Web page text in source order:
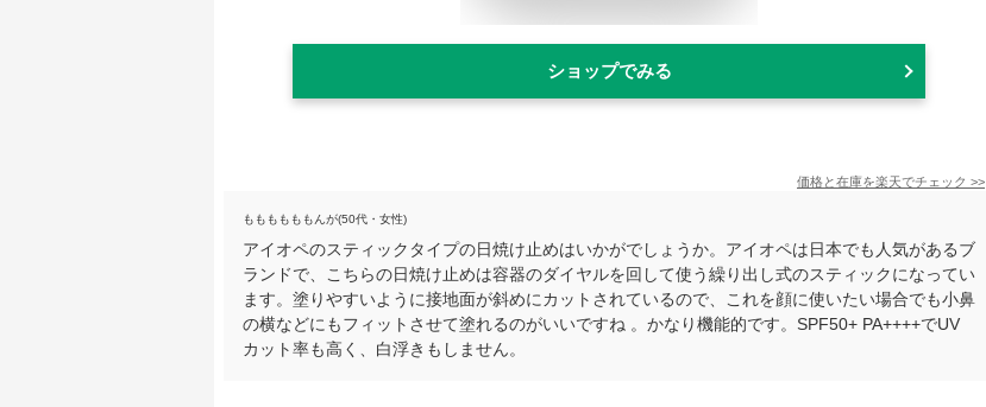
ショップでみる
価格と在庫を楽天でチェック >>
ももももももんが(50代・女性)
アイオペのスティックタイプの日焼け止めはいかがでしょうか。アイオペは日本でも人気があるブ
ランドで、こちらの日焼け止めは容器のダイヤルを回して使う繰り出し式のスティックになってい
ます。塗りやすいように接地面が斜めにカットされているので、これを顔に使いたい場合でも小鼻
の横などにもフィットさせて塗れるのがいいですね 。かなり機能的です。SPF50+ PA++++でUV
カット率も高く、白浮きもしません。